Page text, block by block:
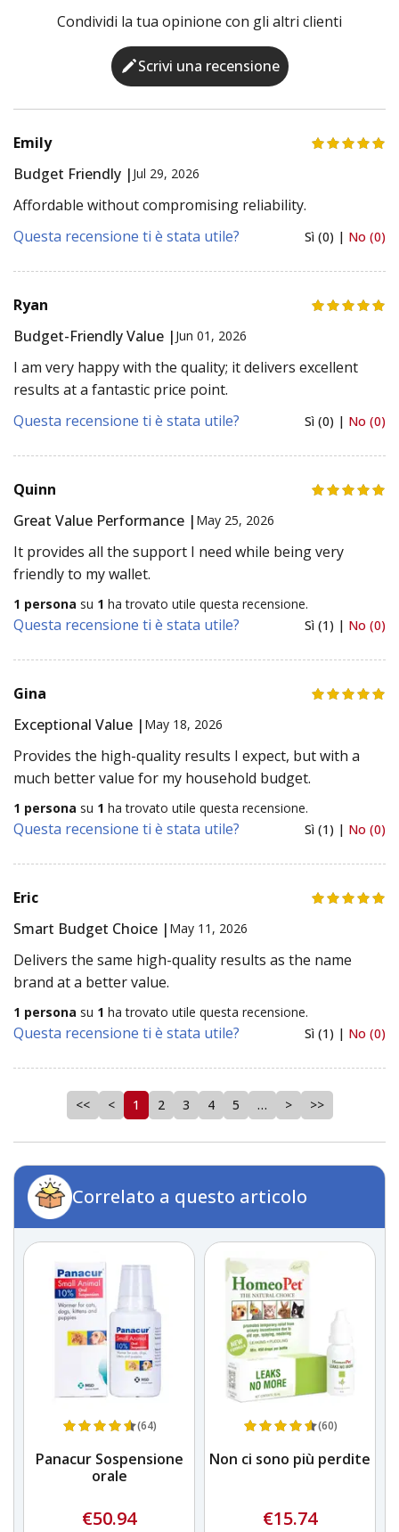
Condividi la tua opinione con gli altri clienti
Scrivi una recensione
Emily
Budget Friendly | Jul 29, 2026
Affordable without compromising reliability.
Questa recensione ti è stata utile?
Sì (0) | No (0)
Ryan
Budget-Friendly Value | Jun 01, 2026
I am very happy with the quality; it delivers excellent
results at a fantastic price point.
Questa recensione ti è stata utile?
Sì (0) | No (0)
Quinn
Great Value Performance | May 25, 2026
It provides all the support I need while being very
friendly to my wallet.
1 persona su 1 ha trovato utile questa recensione.
Questa recensione ti è stata utile? Sì (1) | No (0)
Gina
Exceptional Value | May 18, 2026
Provides the high-quality results I expect, but with a
much better value for my household budget.
1 persona su 1 ha trovato utile questa recensione.
Questa recensione ti è stata utile? Sì (1) | No (0)
Eric
Smart Budget Choice | May 11, 2026
Delivers the same high-quality results as the name
brand at a better value.
1 persona su 1 ha trovato utile questa recensione.
Questa recensione ti è stata utile? Sì (1) | No (0)
<< < 1 2 3 4 5 … > >>
Correlato a questo articolo
(64)
Panacur Sospensione
orale
€50.94
(60)
Non ci sono più perdite
€15.74